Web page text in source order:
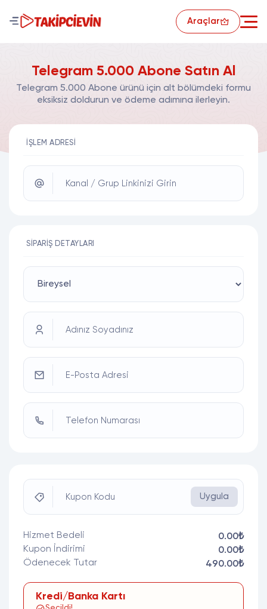
Araçlar
Telegram 5.000 Abone Satın Al
Telegram 5.000 Abone ürünü için alt bölümdeki formu
eksiksiz doldurun ve ödeme adımına ilerleyin.
İŞLEM ADRESI
Kanal / Grup Linkinizi Girin
SIPARIŞ DETAYLARI
Adınız Soyadınız
E-Posta Adresi
Telefon Numarası
Kupon Kodu Uygula
Hizmet Bedeli
0.00₺
Kupon İndirimi
0.00₺
Ödenecek Tutar
490.00₺
Kredi/Banka Kartı